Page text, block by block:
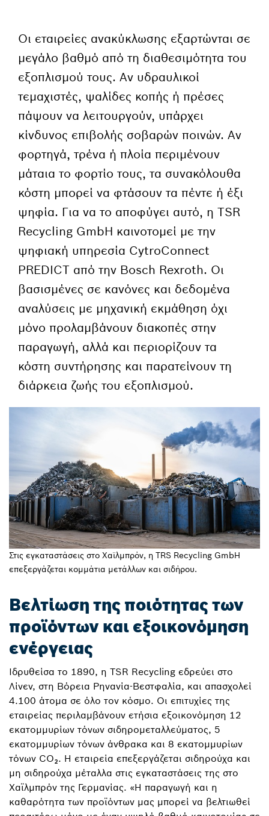
Οι εταιρείες ανακύκλωσης εξαρτώνται σε
μεγάλο βαθμό από τη διαθεσιμότητα του
εξοπλισμού τους. Αν υδραυλικοί
τεμαχιστές, ψαλίδες κοπής ή πρέσες
πάψουν να λειτουργούν, υπάρχει
κίνδυνος επιβολής σοβαρών ποινών. Αν
φορτηγά, τρένα ή πλοία περιμένουν
μάταια το φορτίο τους, τα συνακόλουθα
κόστη μπορεί να φτάσουν τα πέντε ή έξι
ψηφία. Για να το αποφύγει αυτό, η TSR
Recycling GmbH καινοτομεί με την
ψηφιακή υπηρεσία CytroConnect
PREDICT από την Bosch Rexroth. Οι
βασισμένες σε κανόνες και δεδομένα
αναλύσεις με μηχανική εκμάθηση όχι
μόνο προλαμβάνουν διακοπές στην
παραγωγή, αλλά και περιορίζουν τα
κόστη συντήρησης και παρατείνουν τη
διάρκεια ζωής του εξοπλισμού.
Στις εγκαταστάσεις στο Χαϊλμπρόν, η TRS Recycling GmbH
επεξεργάζεται κομμάτια μετάλλων και σιδήρου.
Βελτίωση της ποιότητας των
προϊόντων και εξοικονόμηση
ενέργειας
Ιδρυθείσα το 1890, η TSR Recycling εδρεύει στο
Λίνεν, στη Βόρεια Ρηνανία-Βεστφαλία, και απασχολεί
4.100 άτομα σε όλο τον κόσμο. Οι επιτυχίες της
εταιρείας περιλαμβάνουν ετήσια εξοικονόμηση 12
εκατομμυρίων τόνων σιδηρομεταλλεύματος, 5
εκατομμυρίων τόνων άνθρακα και 8 εκατομμυρίων
τόνων CO₂. Η εταιρεία επεξεργάζεται σιδηρούχα και
μη σιδηρούχα μέταλλα στις εγκαταστάσεις της στο
Χαϊλμπρόν της Γερμανίας. «Η παραγωγή και η
καθαρότητα των προϊόντων μας μπορεί να βελτιωθεί